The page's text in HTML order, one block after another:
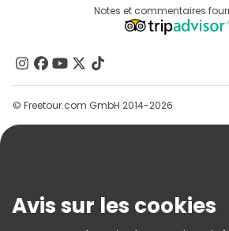
Programme D’affiliation
Contactez-Nous
Groupes
Aide
Conditions Générales Et Mentions
Notes et commentaires
© Freetour.com GmbH 2014-2026
Avis sur les cookies